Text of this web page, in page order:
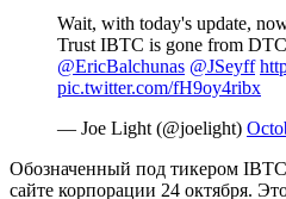
Wait, with today's update,
Trust IBTC is gone from
@EricBalchunas @JSeyff
pic.twitter.com/fH9oy4ribx
— Joe Light (@joelight)
Обозначенный под тикером
сайте корпорации 24 октября.